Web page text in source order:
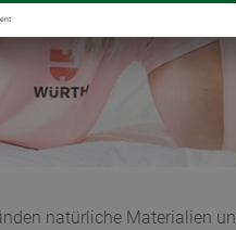
natürliche Materialien